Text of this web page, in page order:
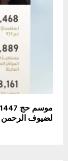
لضيوف الرحمن